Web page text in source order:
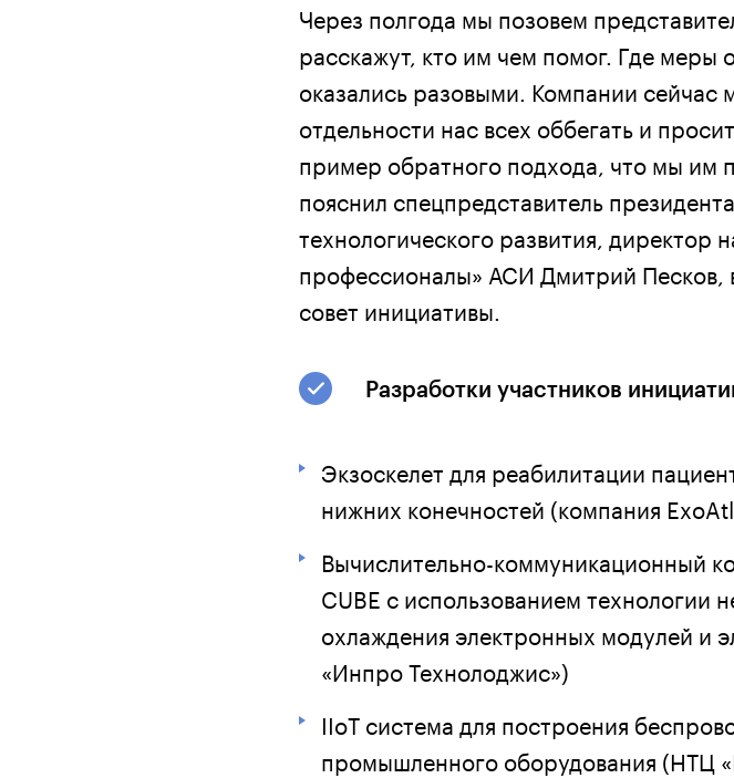
Через полгода мы позовем
расскажут, кто им чем помог. Где меры
оказались разовыми. Компании
отдельности нас всех оббегать и
пример обратного подхода, что мы им
пояснил спецпредставитель
технологического развития, директор
профессионалы» АСИ Дмитрий
совет инициативы.
Разработки участников
Экзоскелет для реабилитации
нижних конечностей (компания
Вычислительно-коммуникационный
CUBE с использованием технологии
охлаждения электронных модулей и
«Инпро Технолоджис»)
IIoT система для построения
промышленного оборудования (НТЦ